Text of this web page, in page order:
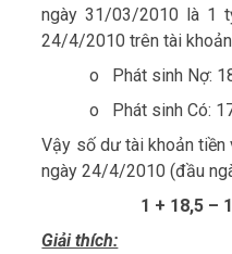
ngày 31/03/2010 là 1
24/4/2010 trên tài
o
Phát sinh Nợ:
o
Phát sinh Có:
Vậy số dư tài khoản tiền
ngày 24/4/2010 (đầu
1 + 18,5 –
Giải thích: